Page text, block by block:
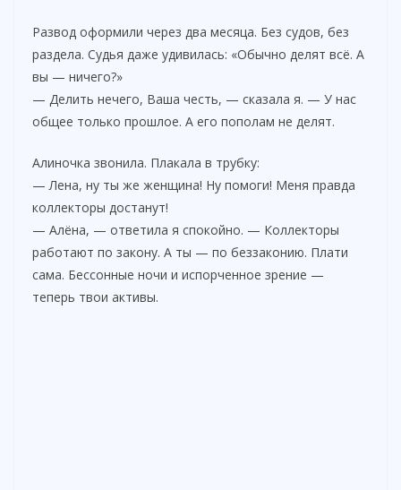
Развод оформили через два месяца. Без судов, без
раздела. Судья даже удивилась: «Обычно делят всё. А
вы — ничего?»
— Делить нечего, Ваша честь, — сказала я. — У нас
общее только прошлое. А его пополам не делят.
Алиночка звонила. Плакала в трубку:
— Лена, ну ты же женщина! Ну помоги! Меня правда
коллекторы достанут!
— Алёна, — ответила я спокойно. — Коллекторы
работают по закону. А ты — по беззаконию. Плати
сама. Бессонные ночи и испорченное зрение —
теперь твои активы.